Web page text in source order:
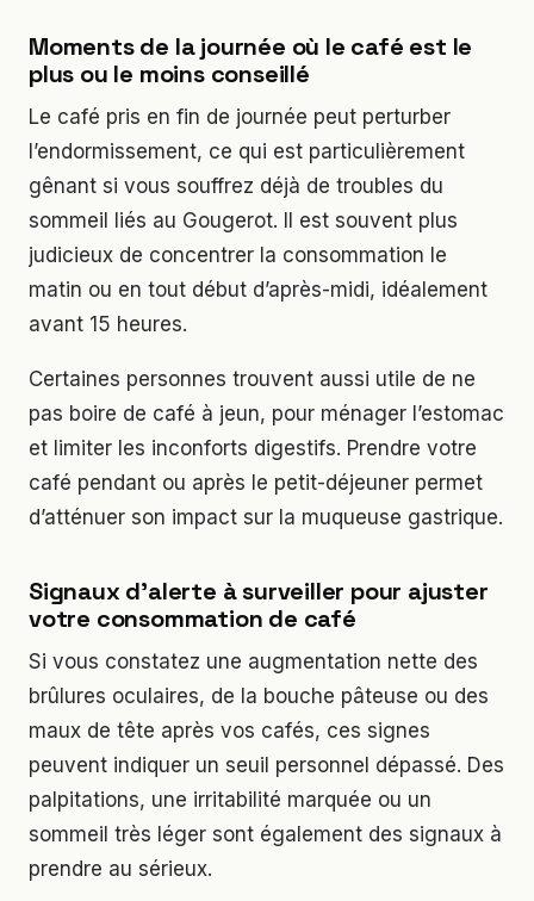
Moments de la journée où le café est le
plus ou le moins conseillé
Le café pris en fin de journée peut perturber
l’endormissement, ce qui est particulièrement
gênant si vous souffrez déjà de troubles du
sommeil liés au Gougerot. Il est souvent plus
judicieux de concentrer la consommation le
matin ou en tout début d’après-midi, idéalement
avant 15 heures.
Certaines personnes trouvent aussi utile de ne
pas boire de café à jeun, pour ménager l’estomac
et limiter les inconforts digestifs. Prendre votre
café pendant ou après le petit-déjeuner permet
d’atténuer son impact sur la muqueuse gastrique.
Signaux d’alerte à surveiller pour ajuster
votre consommation de café
Si vous constatez une augmentation nette des
brûlures oculaires, de la bouche pâteuse ou des
maux de tête après vos cafés, ces signes
peuvent indiquer un seuil personnel dépassé. Des
palpitations, une irritabilité marquée ou un
sommeil très léger sont également des signaux à
prendre au sérieux.